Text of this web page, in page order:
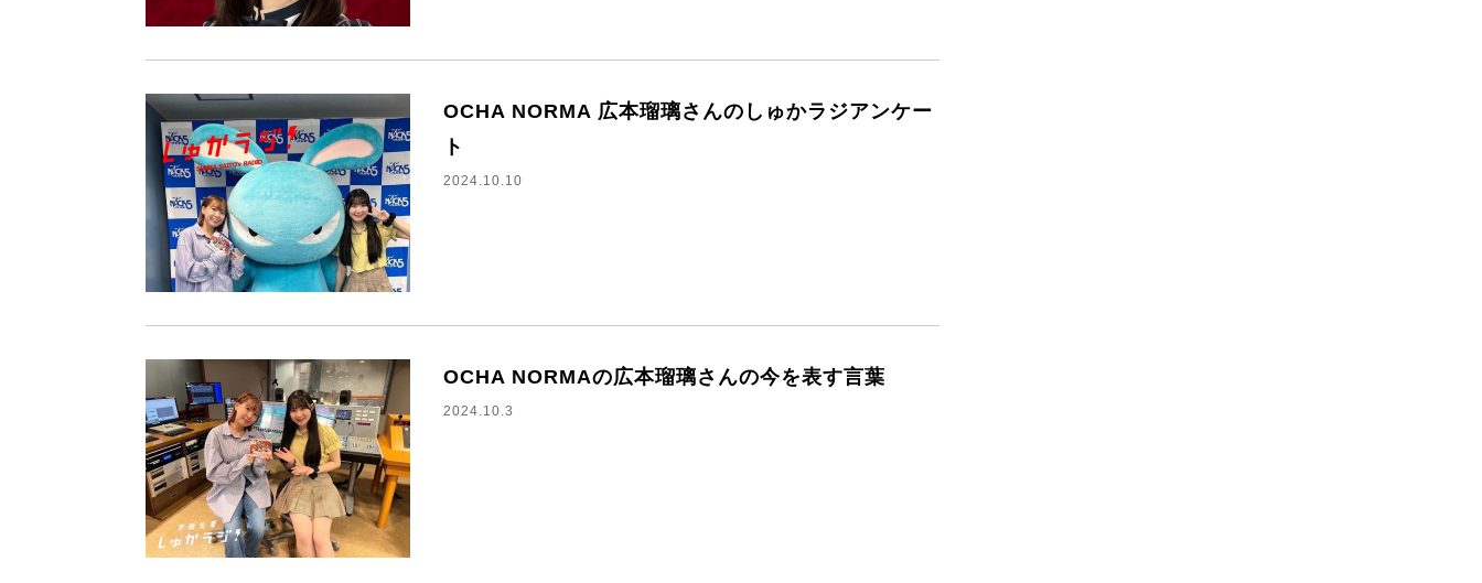
OCHA NORMA 広本瑠璃さんのしゅかラジアンケー
ト
2024.10.10
OCHA NORMAの広本瑠璃さんの今を表す言葉
2024.10.3